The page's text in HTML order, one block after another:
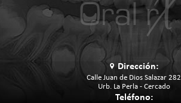
Dirección:
Calle Juan de Dios Salazar 282
Urb. La Perla - Cercado
Teléfono: